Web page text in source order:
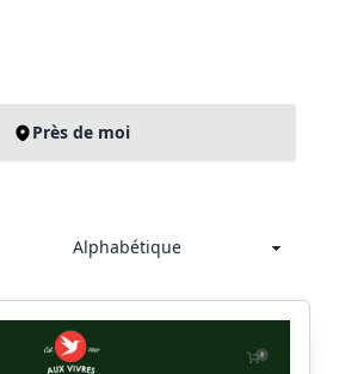
Près de moi